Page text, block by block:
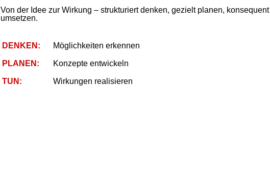
Von der Idee zur Wirkung – strukturiert denken, gezielt planen, konsequent
umsetzen.
DENKEN: Möglichkeiten erkennen
PLANEN: Konzepte entwickeln
TUN: Wirkungen realisieren